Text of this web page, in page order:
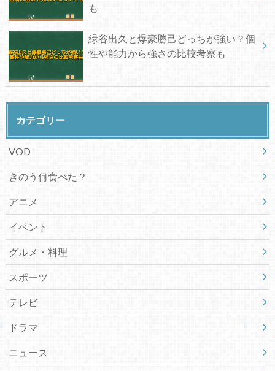
も
緑谷出久と爆豪勝己どっちが強い？個
性や能力から強さの比較考察も
カテゴリー
VOD
きのう何食べた？
アニメ
イベント
グルメ・料理
スポーツ
テレビ
ドラマ
ニュース